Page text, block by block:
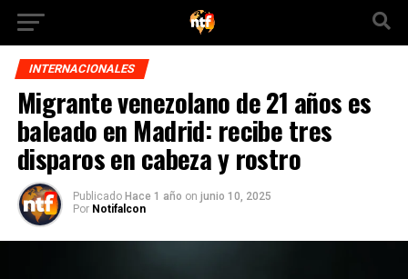
INTERNACIONALES
Migrante venezolano de 21 años es
baleado en Madrid: recibe tres
disparos en cabeza y rostro
Publicado Hace 1 año on junio 10, 2025
Por Notifalcon